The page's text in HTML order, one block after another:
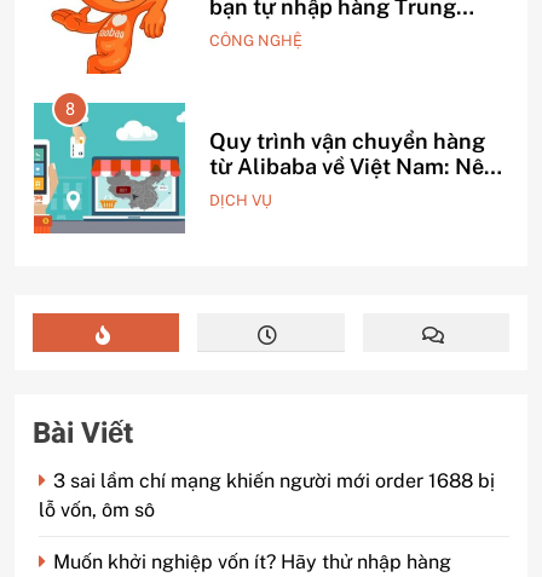
bạn tự nhập hàng Trung
Quốc không qua trung gian.
CÔNG NGHỆ
8
Quy trình vận chuyển hàng
từ Alibaba về Việt Nam: Nên
chọn đường biển hay đường
hàng không?
DỊCH VỤ
Bài Viết
3 sai lầm chí mạng khiến người mới order 1688 bị
lỗ vốn, ôm sô
Muốn khởi nghiệp vốn ít? Hãy thử nhập hàng